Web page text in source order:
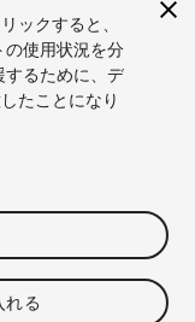
ックすると、
の使用状況を分
するために、デ
たことになり
れる